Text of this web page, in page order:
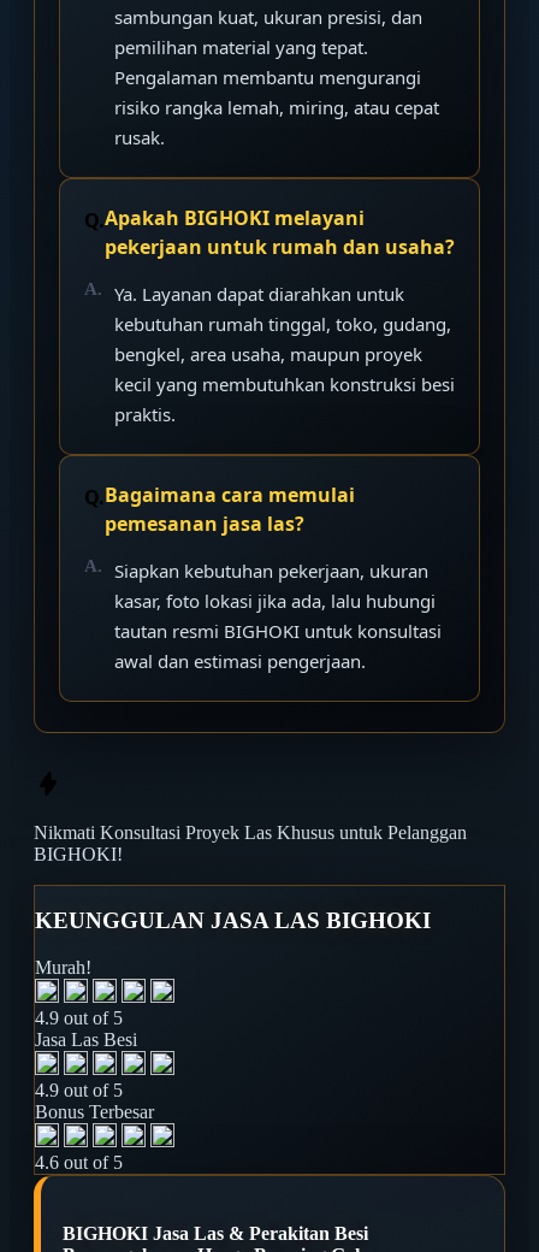
sambungan kuat, ukuran presisi, dan
pemilihan material yang tepat.
Pengalaman membantu mengurangi
risiko rangka lemah, miring, atau cepat
rusak.
Apakah BIGHOKI melayani
pekerjaan untuk rumah dan usaha?
Ya. Layanan dapat diarahkan untuk
kebutuhan rumah tinggal, toko, gudang,
bengkel, area usaha, maupun proyek
kecil yang membutuhkan konstruksi besi
praktis.
Bagaimana cara memulai
pemesanan jasa las?
Siapkan kebutuhan pekerjaan, ukuran
kasar, foto lokasi jika ada, lalu hubungi
tautan resmi BIGHOKI untuk konsultasi
awal dan estimasi pengerjaan.
Nikmati Konsultasi Proyek Las Khusus untuk Pelanggan
BIGHOKI!
KEUNGGULAN JASA LAS BIGHOKI
Murah!
4.9 out of 5
Jasa Las Besi
4.9 out of 5
Bonus Terbesar
4.6 out of 5
BIGHOKI Jasa Las & Perakitan Besi